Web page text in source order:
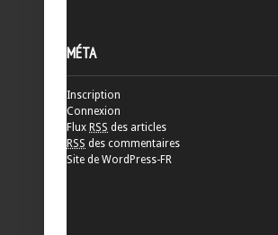
MÉTA
Inscription
Connexion
Flux RSS des articles
RSS des commentaires
Site de WordPress-FR